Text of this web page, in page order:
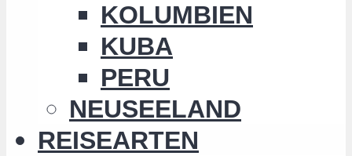
KOLUMBIEN
KUBA
PERU
NEUSEELAND
REISEARTEN